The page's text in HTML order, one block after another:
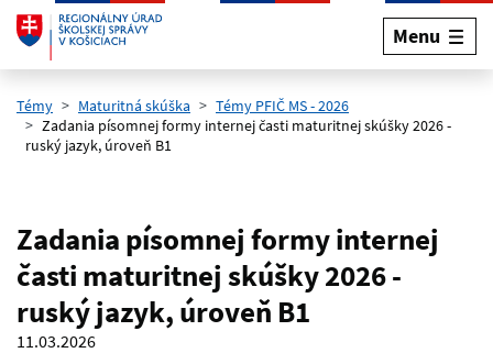
Preskočiť na hlavný obsah
Menu
Témy Maturitná skúška
Témy PFIČ MS - 2026
Zadania písomnej formy internej časti maturitnej skúšky 2026 -
ruský jazyk, úroveň B1
Zadania písomnej formy internej
časti maturitnej skúšky 2026 -
ruský jazyk, úroveň B1
11.03.2026